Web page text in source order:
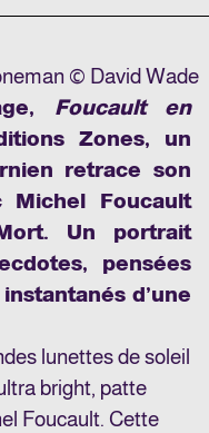
© David Wade
Foucault en
Zones, un
retrace son
Michel Foucault
Un portrait
pensées
d’une
lunettes de soleil
bright, patte
Foucault. Cette